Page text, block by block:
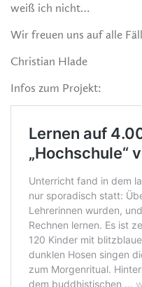
weiß ich nicht…
Wir freuen uns auf alle
Christian Hlade
Infos zum Projekt: